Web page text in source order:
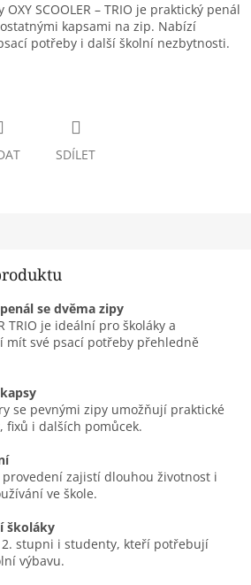
SCOOLER – TRIO je praktický penál
kapsami na zip. Nabízí
potřeby i další školní nezbytnosti.
SDÍLET
se dvěma zipy
TRIO je ideální pro školáky a
mít své psací potřeby přehledně
se pevnými zipy umožňují praktické
fixů i dalších pomůcek.
provedení zajistí dlouhou životnost i
ve škole.
školáky
2. stupni i studenty, kteří potřebují
výbavu.